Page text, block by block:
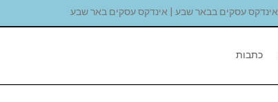
אינדקס עסקים בבאר שבע | אינדקס עסקים באר שבע
כתבות